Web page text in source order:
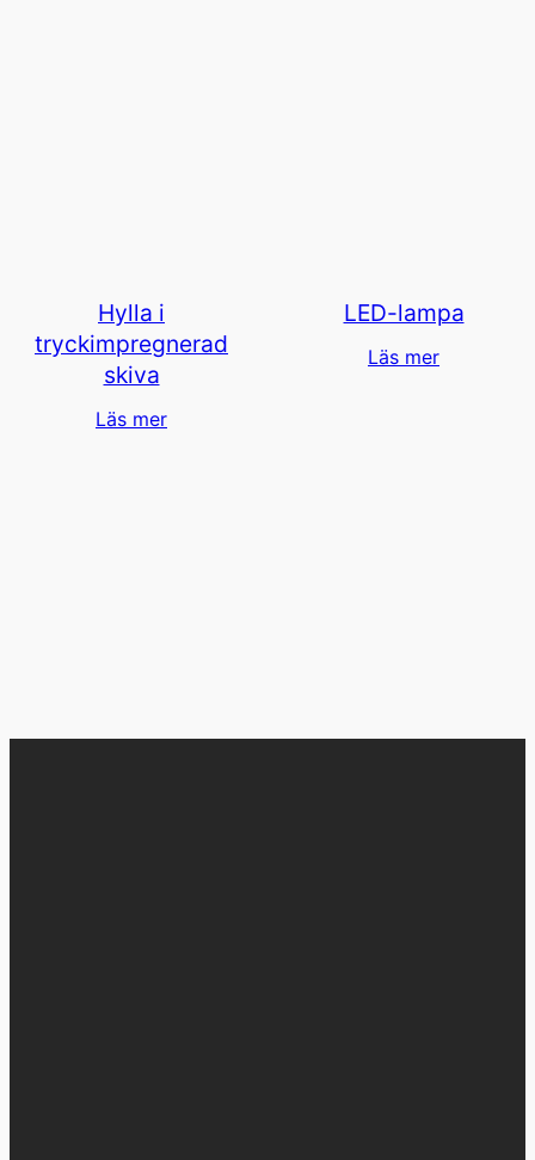
Hylla i
tryckimpregnerad
skiva
Läs mer
LED-lampa
Läs mer